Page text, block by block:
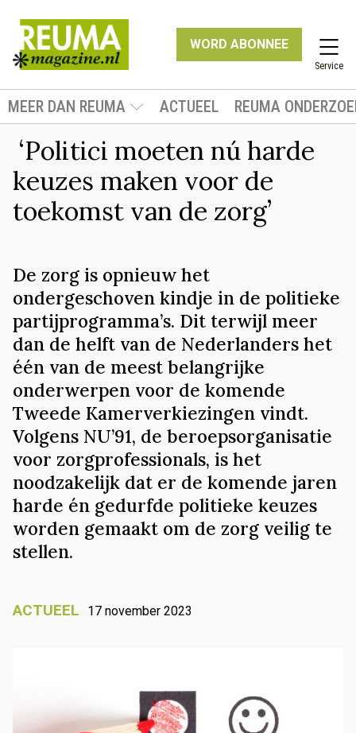
WORD ABONNEE
Service
MEER DAN REUMA ACTUEEL REUMA
‘Politici moeten nú harde
keuzes maken voor de
toekomst van de zorg’
De zorg is opnieuw het
ondergeschoven kindje in de politieke
partijprogramma’s. Dit terwijl meer
dan de helft van de Nederlanders het
één van de meest belangrijke
onderwerpen voor de komende
Tweede Kamerverkiezingen vindt.
Volgens NU’91, de beroepsorganisatie
voor zorgprofessionals, is het
noodzakelijk dat er de komende jaren
harde én gedurfde politieke keuzes
worden gemaakt om de zorg veilig te
stellen.
ACTUEEL 17 november 2023